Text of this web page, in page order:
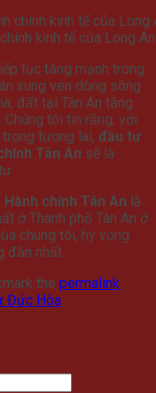
kinh tế của Long An
tục tăng mạnh trong
xung ven dòng sông
đất tại Tân An tăng
tôi tin rằng, với
tương lai, đầu tư
Tân An sẽ là
chính Tân An là
ở Thành phố Tân An ở
chúng tôi, hy vọng
đắn nhất.
the permalink.
Đức Hòa